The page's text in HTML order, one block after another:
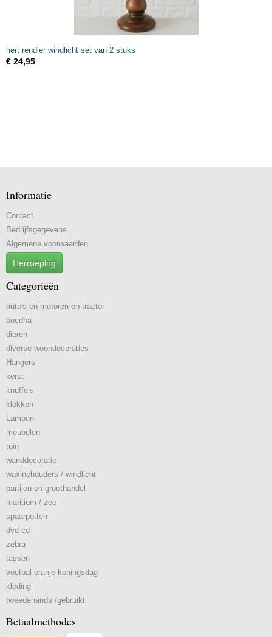
hert rendier windlicht set van 2 stuks
€ 24,95
Informatie
Contact
Bedrijfsgegevens.
Algemene voorwaarden
Herroeping
Categorieën
auto's en motoren en tractor
boedha
dieren
diverse woondecoraties
Hangers
kerst
knuffels
klokken
Lampen
meubelen
tuin
wanddecoratie
waxinehouders / windlicht
partijen en groothandel
maritiem / zee
spaarpotten
dvd cd
zebra
tassen
voetbal oranje koningsdag
kleding
tweedehands /gebruikt
Betaalmethodes